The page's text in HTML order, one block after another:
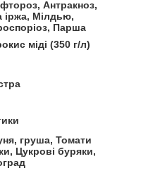
Антракноз,
іржа, Мілдью,
Парша
міді (350 г/л)
груша, Томати
Цукрові буряки,